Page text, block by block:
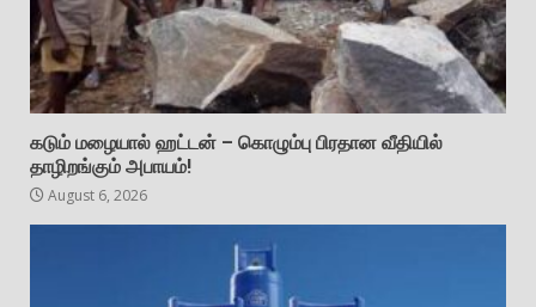
கடும் மழையால் ஹட்டன் – கொழும்பு பிரதான வீதியில்
தாழிறங்கும் அபாயம்!
August 6, 2026